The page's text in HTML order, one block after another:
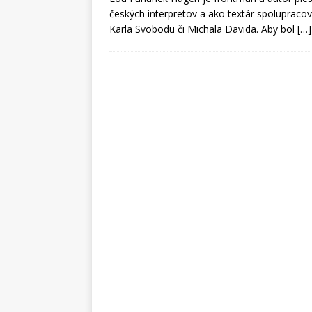
českých interpretov a ako textár
Karla Svobodu či Michala Davida. Aby bol […]